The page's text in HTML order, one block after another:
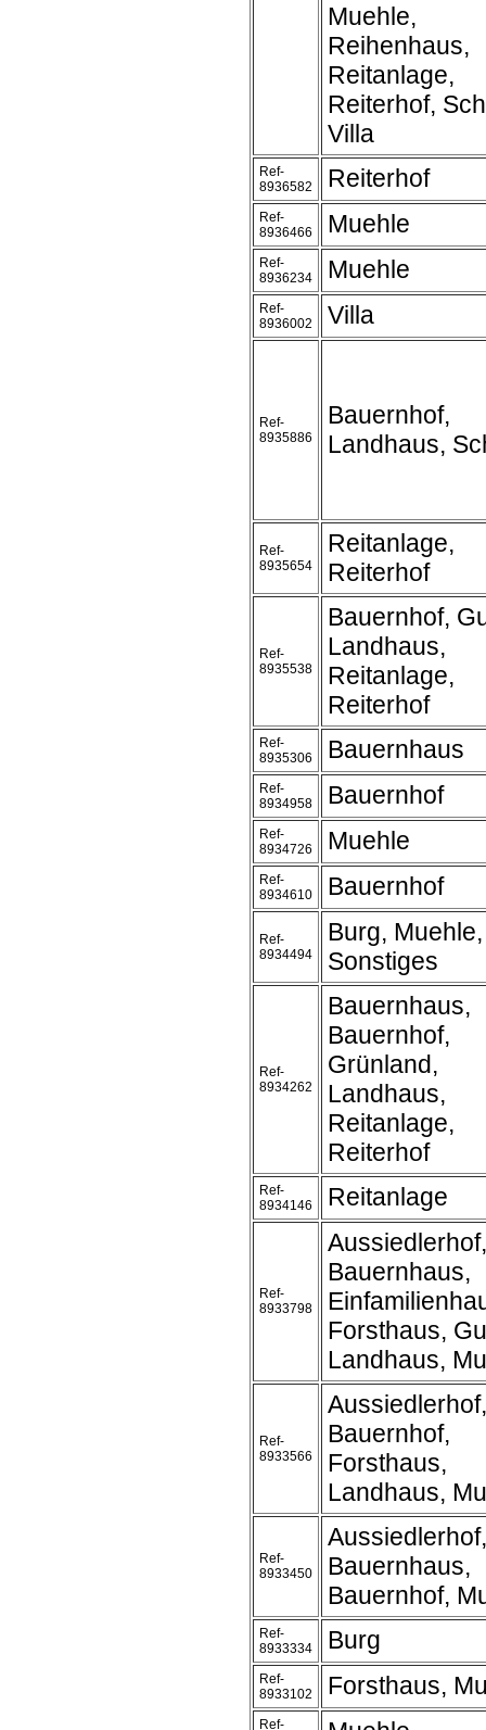
Muehle,
Reihenhaus,
Reitanlage,
Reiterhof,
Villa
Ref-
8936582
Reiterhof
Ref-
8936466
Muehle
Ref-
8936234
Muehle
Ref-
8936002
Villa
Ref-
8935886
Bauernhof,
Landhaus,
Ref-
8935654
Reitanlage,
Reiterhof
Ref-
8935538
Bauernhof,
Landhaus,
Reitanlage,
Reiterhof
Ref-
8935306
Bauernhaus
Ref-
8934958
Bauernhof
Ref-
8934726
Muehle
Ref-
8934610
Bauernhof
Ref-
8934494
Burg, Muehle,
Sonstiges
Ref-
8934262
Bauernhaus,
Bauernhof,
Grünland,
Landhaus,
Reitanlage,
Reiterhof
Ref-
8934146
Reitanlage
Ref-
8933798
Aussiedlerhof,
Bauernhaus,
Forsthaus,
Landhaus,
Ref-
8933566
Aussiedlerhof,
Bauernhof,
Forsthaus,
Landhaus,
Ref-
8933450
Aussiedlerhof,
Bauernhaus,
Bauernhof,
Ref-
8933334
Burg
Ref-
8933102
Forsthaus,
Ref-